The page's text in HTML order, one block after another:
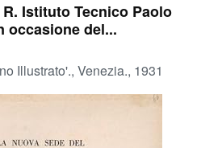
Istituto Tecnico Paolo
occasione del...
Illustrato'., Venezia., 1931